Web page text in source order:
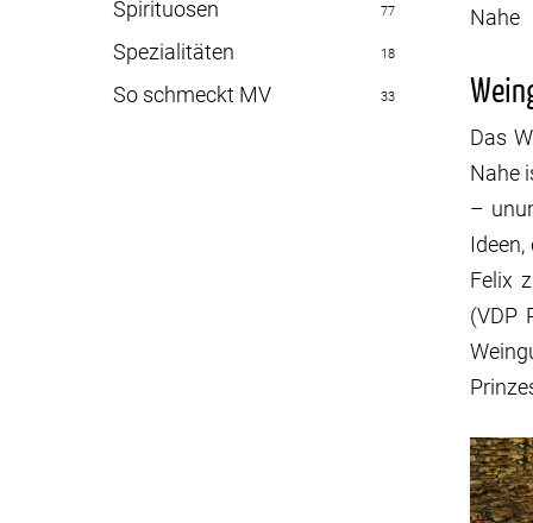
Spirituosen 77
Spezialitäten 18
So schmeckt MV 33
Nahe
Das
Nahe
–
Felix
(VDP